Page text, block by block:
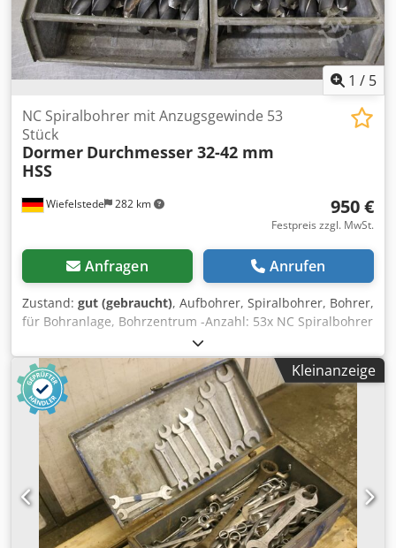
1 / 5
Wiefelstede 282 km
NC Spiralbohrer mit Anzugsgewinde 53
Stück
Dormer Durchmesser 32-42 mm
HSS
950 €
Festpreis zzgl. MwSt.
Anfragen Anrufen
Zustand: gut (gebraucht), Aufbohrer, Spiralbohrer, Bohrer,
für Bohranlage, Bohrzentrum -Anzahl: 53x NC Spiralbohrer
mit Anzugsgewinde -Durchmesser: 8x Ø32mm 9x Ø34mm
8x Ø36mm 6x Ø38mm 1x Ø39mm 8x Ø40mm 7x Ø41mm 6x
Ø42mm -Aufnahme: MK4 -Typ: HSS -gemäß Bilder Codec
Innkepfx Al Rjha -Verkauf: nur komplett -Gewicht: 84 kg
Kleinanzeige